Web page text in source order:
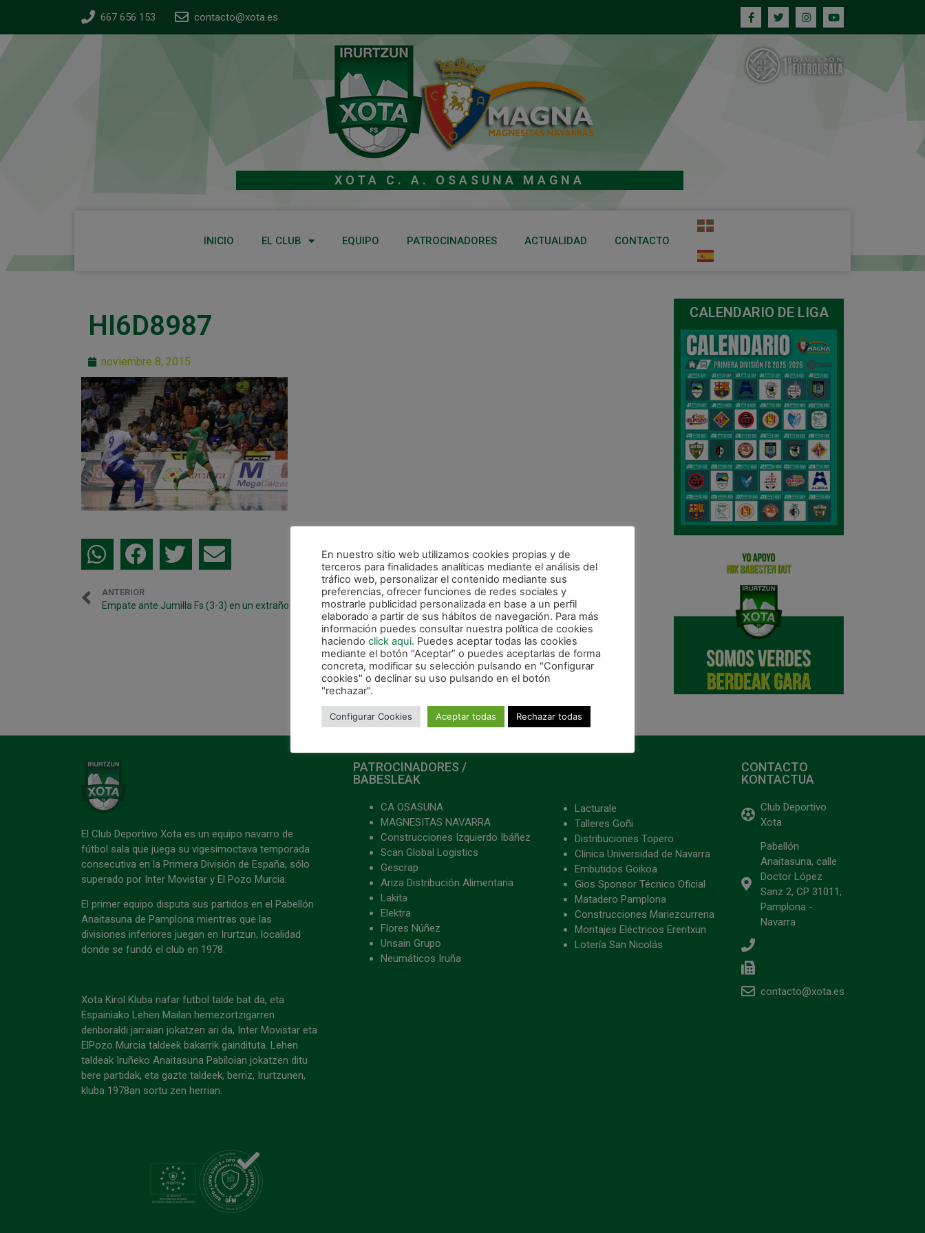
667 656 153 contacto@xota.es
XOTA C. A. OSASUNA MAGNA
INICIO EL CLUB EQUIPO PATROCINADORES ACTUALIDAD CONTACTO
HI6D8987
noviembre 8, 2015
ANTERIOR
Empate ante Jumilla Fs (3-3) en un extraño partido
CALENDARIO DE LIGA
El Club Deportivo Xota es un equipo navarro de
fútbol sala que juega su vigesimoctava temporada
consecutiva en la Primera División de España, sólo
superado por Inter Movistar y El Pozo Murcia.
El primer equipo disputa sus partidos en el Pabellón
Anaitasuna de Pamplona mientras que las
divisiones inferiores juegan en Irurtzun, localidad
donde se fundó el club en 1978.
Xota Kirol Kluba nafar futbol talde bat da, eta
Espainiako Lehen Mailan hemezortzigarren
denboraldi jarraian jokatzen ari da, Inter Movistar eta
ElPozo Murcia taldeek bakarrik gaindituta. Lehen
taldeak Iruñeko Anaitasuna Pabiloian jokatzen ditu
bere partidak, eta gazte taldeek, berriz, Irurtzunen,
kluba 1978an sortu zen herrian.
PATROCINADORES /
BABESLEAK
CA OSASUNA
MAGNESITAS NAVARRA
Construcciones Izquierdo Ibáñez
Scan Global Logistics
Gescrap
Ariza Distribución Alimentaria
Lakita
Elektra
Flores Núñez
Unsain Grupo
Neumáticos Iruña
Lacturale
Talleres Goñi
Distribuciones Topero
Clínica Universidad de Navarra
Embutidos Goikoa
Gios Sponsor Técnico Oficial
Matadero Pamplona
Construcciones Mariezcurrena
Montajes Eléctricos Erentxun
Lotería San Nicolás
CONTACTO
KONTACTUA
Club Deportivo
Xota
Pabellón
Anaitasuna, calle
Doctor López
Sanz 2, CP 31011,
Pamplona -
Navarra
contacto@xota.es
En nuestro sitio web utilizamos cookies propias y de
terceros para finalidades analíticas mediante el análisis del
tráfico web, personalizar el contenido mediante sus
preferencias, ofrecer funciones de redes sociales y
mostrarle publicidad personalizada en base a un perfil
elaborado a partir de sus hábitos de navegación. Para más
información puedes consultar nuestra política de cookies
haciendo click aqui. Puedes aceptar todas las cookies
mediante el botón “Aceptar” o puedes aceptarlas de forma
concreta, modificar su selección pulsando en "Configurar
cookies" o declinar su uso pulsando en el botón
"rechazar".
Configurar Cookies Aceptar todas Rechazar todas